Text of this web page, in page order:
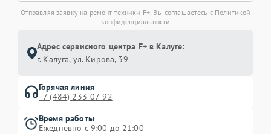
Отправляя заявку на ремонт техники F+, Вы соглашаетесь с Политикой
конфиденциальности
Адрес сервисного центра F+ в Калуге:
г. Калуга, ул. Кирова, 39
Горячая линия
+7 (484) 233-07-92
Время работы
Ежедневно с 9:00 до 21:00